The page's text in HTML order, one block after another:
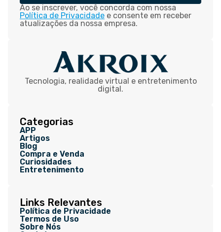
Ao se inscrever, você concorda com nossa
Política de Privacidade e consente em receber
atualizações da nossa empresa.
Tecnologia, realidade virtual e entretenimento
digital.
Categorias
APP
Artigos
Blog
Compra e Venda
Curiosidades
Entretenimento
Links Relevantes
Política de Privacidade
Termos de Uso
Sobre Nós